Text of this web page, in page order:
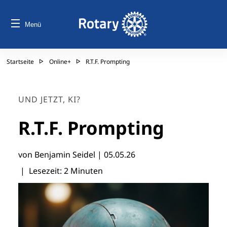
Menü
Startseite Online+ R.T.F. Prompting
UND JETZT, KI?
R.T.F. Prompting
von Benjamin Seidel | 05.05.26
| Lesezeit: 2 Minuten